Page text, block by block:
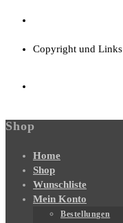
Copyright und Links
Shop
Home
Shop
Wunschliste
Mein Konto
Bestellungen